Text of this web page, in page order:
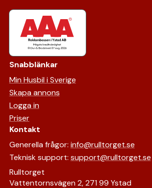
Snabblänkar
Min Husbil i Sverige
Skapa annons
Logga in
Priser
Kontakt
Generella frågor: info@rulltorget.se
Teknisk support: support@rulltorget.se
Rulltorget
Vattentornsvägen 2, 271 99 Ystad